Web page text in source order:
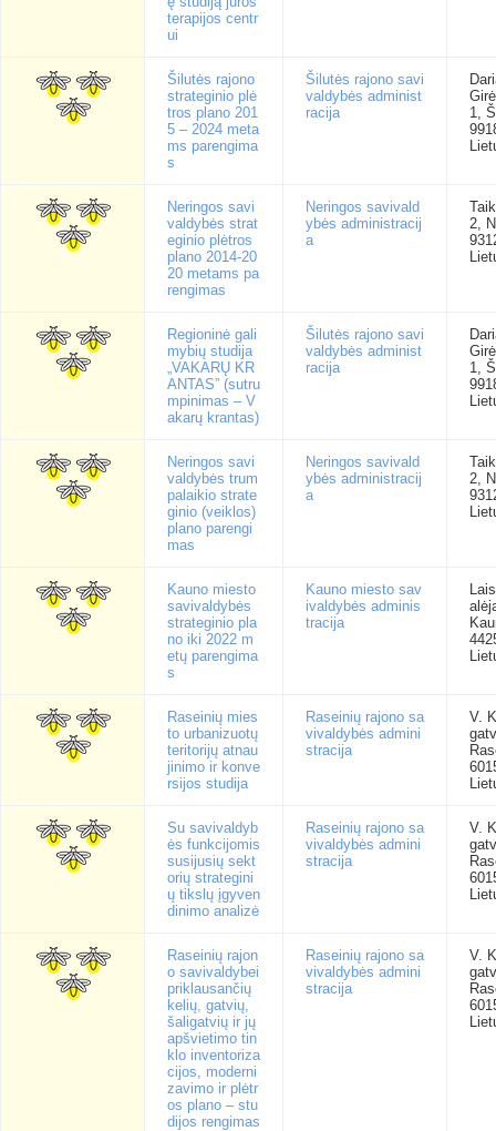
terapijos centr
ui
Šilutės rajono
strateginio plė
tros plano 201
5 – 2024 meta
ms parengima
s
Šilutės rajono savi
valdybės administ
racija
1,
Neringos savi
valdybės strat
eginio plėtros
plano 2014-20
20 metams pa
rengimas
Neringos savivald
ybės administracij
a
2,
Regioninė gali
mybių studija
„VAKARŲ KR
ANTAS” (sutru
mpinimas – V
akarų krantas)
Šilutės rajono savi
valdybės administ
racija
1,
Neringos savi
valdybės trum
palaikio strate
ginio (veiklos)
plano parengi
mas
Neringos savivald
ybės administracij
a
2,
Kauno miesto
savivaldybės
strateginio pla
no iki 2022 m
etų parengima
s
Kauno miesto sav
ivaldybės adminis
tracija
Raseinių mies
to urbanizuotų
teritorijų atnau
jinimo ir konve
rsijos studija
Raseinių rajono sa
vivaldybės admini
stracija
V.
Su savivaldyb
ės funkcijomis
susijusių sekt
orių strategini
ų tikslų įgyven
dinimo analizė
Raseinių rajono sa
vivaldybės admini
stracija
V.
Raseinių rajon
o savivaldybei
priklausančių
kelių, gatvių,
šaligatvių ir jų
apšvietimo tin
klo inventoriza
cijos, moderni
zavimo ir plėtr
os plano – stu
dijos rengimas
Raseinių rajono sa
vivaldybės admini
stracija
V.